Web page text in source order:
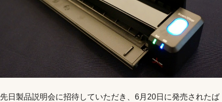
先日製品説明会に招待していただき、6月20日に発売されたば